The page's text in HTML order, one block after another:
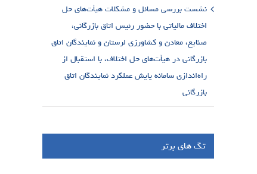
نشست بررسی مسائل و مشکلات هیأت‌های حل
اختلاف مالیاتی با حضور رئیس اتاق بازرگانی،
صنایع، معادن و کشاورزی لرستان و نمایندگان اتاق
بازرگانی در هیأت‌های حل اختلاف، با استقبال از
راه‌اندازی سامانه پایش عملکرد نمایندگان اتاق
بازرگانی
تگ های برتر